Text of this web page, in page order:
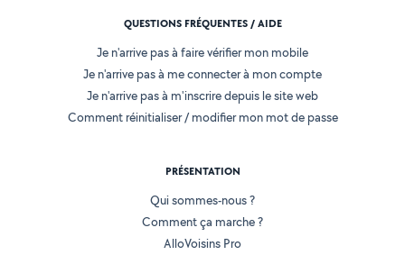
QUESTIONS FRÉQUENTES / AIDE
Je n'arrive pas à faire vérifier mon mobile
Je n'arrive pas à me connecter à mon compte
Je n'arrive pas à m'inscrire depuis le site web
Comment réinitialiser / modifier mon mot de passe
PRÉSENTATION
Qui sommes-nous ?
Comment ça marche ?
AlloVoisins Pro